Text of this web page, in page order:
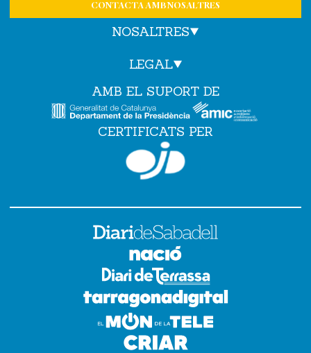
CONTACTA AMB NOSALTRES
NOSALTRES
LEGAL
AMB EL SUPORT DE
CERTIFICATS PER